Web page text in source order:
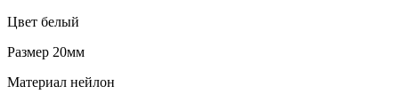
Цвет белый
Размер 20мм
Материал нейлон